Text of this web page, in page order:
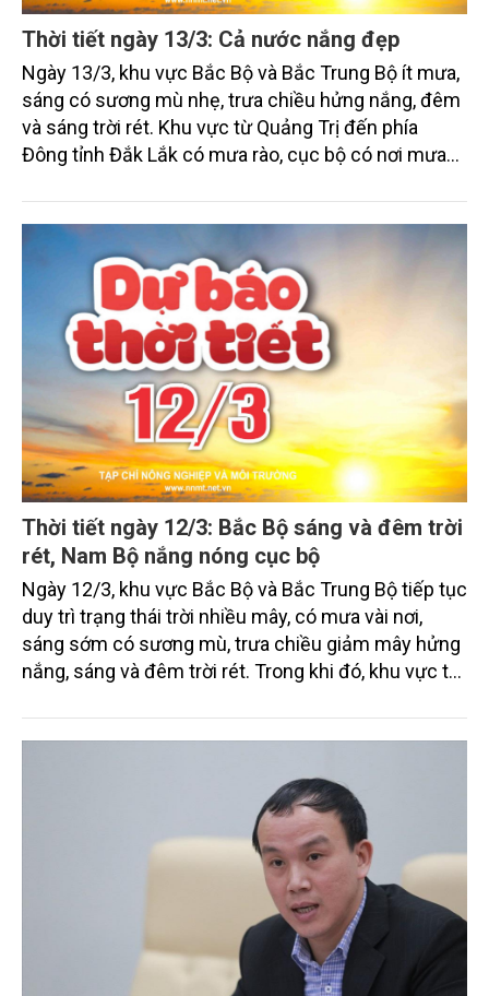
Thời tiết ngày 13/3: Cả nước nắng đẹp
Ngày 13/3, khu vực Bắc Bộ và Bắc Trung Bộ ít mưa,
sáng có sương mù nhẹ, trưa chiều hửng nắng, đêm
và sáng trời rét. Khu vực từ Quảng Trị đến phía
Đông tỉnh Đắk Lắk có mưa rào, cục bộ có nơi mưa
và Nam Bộ tiếp tục duy trì thời tiết cũng khá ổn
định; riêng miền Đông Nam Bộ có nơi nắng nóng,
đêm có mưa rào và dông vài nơi.
Thời tiết ngày 12/3: Bắc Bộ sáng và đêm trời
rét, Nam Bộ nắng nóng cục bộ
Ngày 12/3, khu vực Bắc Bộ và Bắc Trung Bộ tiếp tục
duy trì trạng thái trời nhiều mây, có mưa vài nơi,
sáng sớm có sương mù, trưa chiều giảm mây hửng
nắng, sáng và đêm trời rét. Trong khi đó, khu vực từ
Ngãi, đặc biệt vùng ven biển từ tỉnh Quảng Trị đến
nguyên Trung Bộ và Nam Bộ ngày nắng, chiều tối và
đêm có mưa rào và dông vài nơi.